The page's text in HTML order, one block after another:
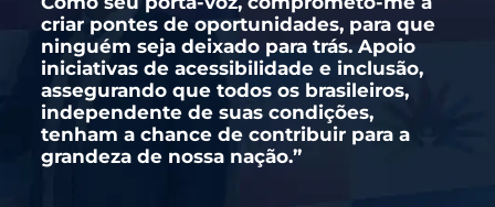
criar pontes de oportunidades, para que
ninguém seja deixado para trás. Apoio
iniciativas de acessibilidade e inclusão,
assegurando que todos os brasileiros,
independente de suas condições,
tenham a chance de contribuir para a
grandeza de nossa nação.”